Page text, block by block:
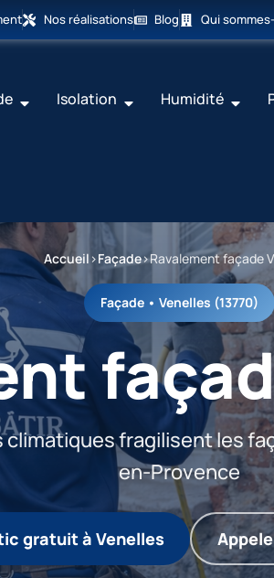
Nos réalisations Blog Qui
Isolation Humidité
Accueil ›Façade›Ravalement façade
Façade • Venelles (13770)
climatiques fragilisent les
en-Provence
gratuit à Venelles